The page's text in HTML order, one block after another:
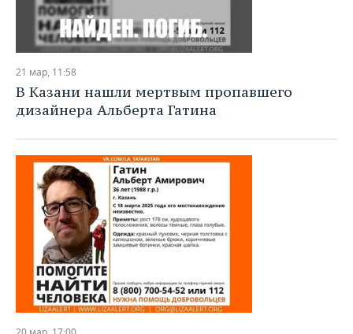
21 мар, 11:58
В Казани нашли мертвым пропавшего
дизайнера Альберта Гатина